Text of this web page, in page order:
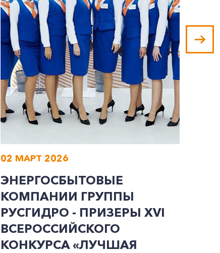
02 МАРТ 2026
ЭНЕРГОСБЫТОВЫЕ
КОМПАНИИ ГРУППЫ
РУСГИДРО - ПРИЗЕРЫ ХVI
ВСЕРОССИЙСКОГО
КОНКУРСА «ЛУЧШАЯ